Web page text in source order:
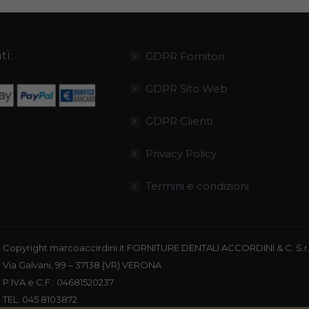
nella
varianti.
essere
scelte
più
del
GDPR Fornitori
GDPR Sito Web
GDPR Clienti
Privacy Policy
Termini e condizioni
Copyright marcoaccirdini.it FORNITURE DENTALI ACCORDINI & C.
Via Galvani, 99 – 37138 (VR) VERONA
P.IVA e C.F.: 04681520237
TEL. 045 8103872